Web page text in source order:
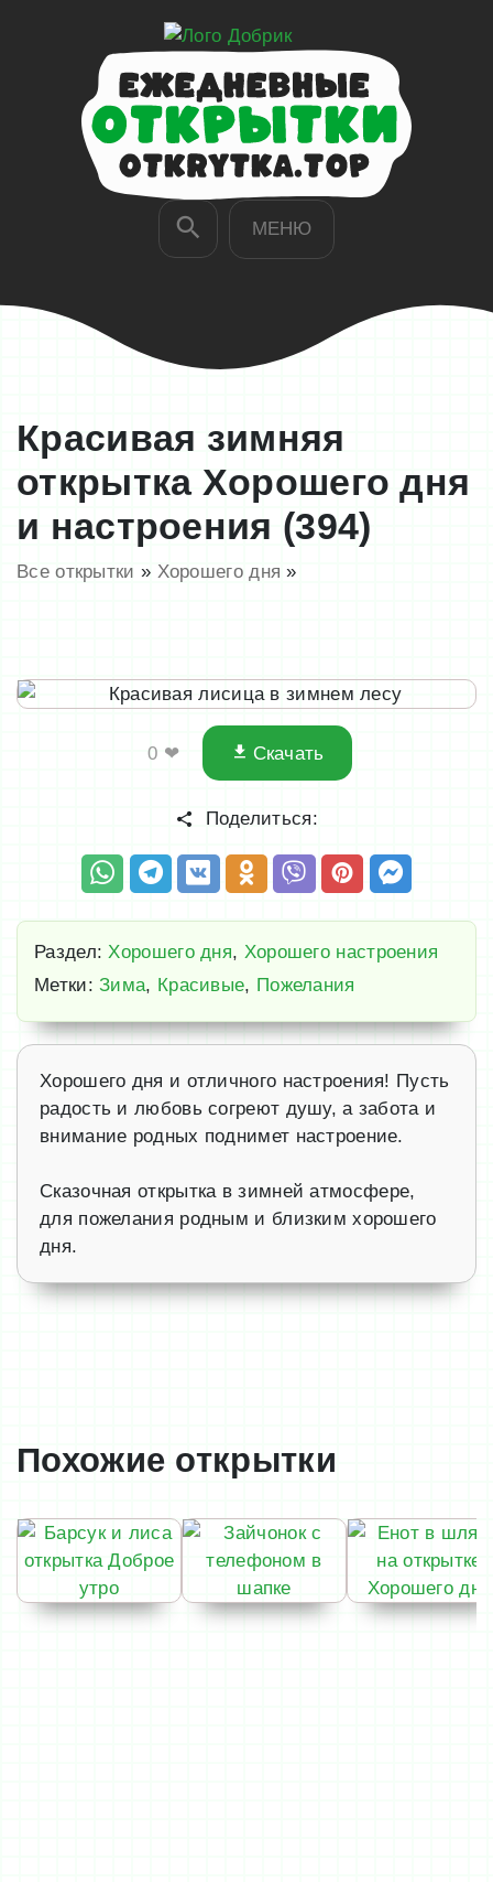
МЕНЮ
Красивая зимняя
открытка Хорошего дня
и настроения (394)
Все открытки » Хорошего дня »
0 ❤ Скачать
Поделиться:
Раздел: Хорошего дня, Хорошего настроения
Метки: Зима, Красивые, Пожелания
Хорошего дня и отличного настроения! Пусть
радость и любовь согреют душу, а забота и
внимание родных поднимет настроение.
Сказочная открытка в зимней атмосфере,
для пожелания родным и близким хорошего
дня.
Похожие открытки